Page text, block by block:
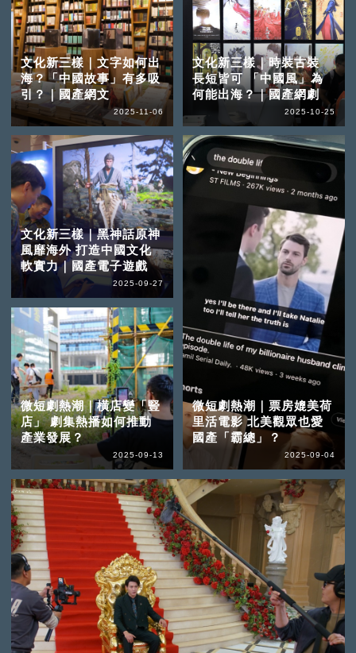
文化新三樣｜文字如何出
海？「中國故事」有多吸
引？｜國產網文
2025-11-06
文化新三樣｜時裝古裝
長短皆可 「中國風」為
何能出海？｜國產網劇
2025-10-25
文化新三樣｜黑神話原神
風靡海外 打造中國文化
軟實力｜國產電子遊戲
2025-09-27
微短劇熱潮｜橫店變「豎
店」 劇集熱播如何推動
產業發展？
2025-09-13
微短劇熱潮｜票房媲美荷
里活電影 北美觀眾也愛
國產「霸總」？
2025-09-04